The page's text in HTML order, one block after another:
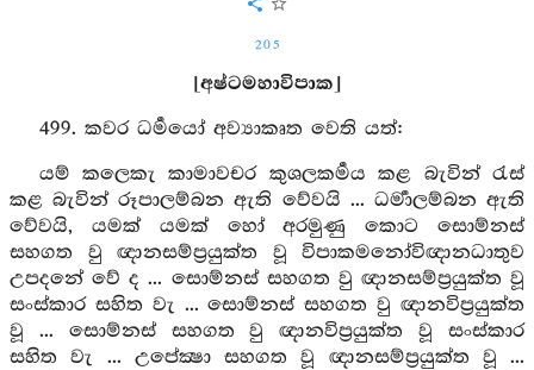
205
[අෂ්ටමහාවිපාක]
499. කවර ධර්‍මයෝ අව්‍යාකෘත වෙති යත්:
යම් කලෙකැ කාමාවචර කුශලකර්‍මය කළ බැවින් රැස්
කළ බැවින් රූපාලම්බන ඇති වේවයි ... ධර්‍මාලම්බන ඇති
වේවයි, යමක් යමක් හෝ අරමුණු කොට සොම්නස්
සහගත වු ඥානසම්ප්‍රයුක්ත වූ විපාකමනෝවිඥානධාතුව
උපදනේ වේ ද ... සොම්නස් සහගත වු ඥානසම්ප්‍රයුක්ත වූ
සංස්කාර සහිත වැ ... සොම්නස් සහගත වු ඥානවිප්‍රයුක්ත
වූ ... සොම්නස් සහගත වු ඥානවිප්‍රයුක්ත වූ සංස්කාර
සහිත වැ ... උපේක්‍ෂා සහගත වූ ඥානසම්ප්‍රයුක්ත වූ ...